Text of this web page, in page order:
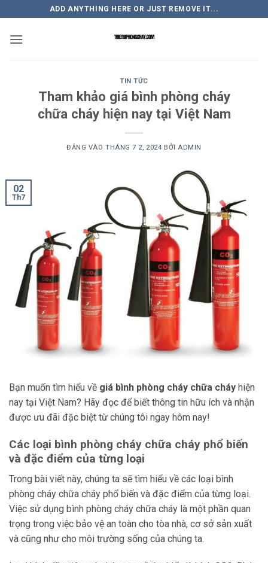
qua
nội
ADD ANYTHING HERE OR JUST REMOVE IT...
TIN TỨC
Tham khảo giá bình phòng cháy
chữa cháy hiện nay tại Việt Nam
ĐĂNG VÀO THÁNG 7 2, 2024 BỞI ADMIN
02
Th7
Bạn muốn tìm hiểu về giá bình phòng cháy chữa cháy hiện
nay tại Việt Nam? Hãy đọc để biết thông tin hữu ích và nhận
được ưu đãi đặc biệt từ chúng tôi ngay hôm nay!
Các loại bình phòng cháy chữa cháy phổ biến
và đặc điểm của từng loại
Trong bài viết này, chúng ta sẽ tìm hiểu về các loại bình
phòng cháy chữa cháy phổ biến và đặc điểm của từng loại.
Việc sử dụng bình phòng cháy chữa cháy là một phần quan
trọng trong việc bảo vệ an toàn cho tòa nhà, cơ sở sản xuất
và cũng như cho môi trường sống của chúng ta.